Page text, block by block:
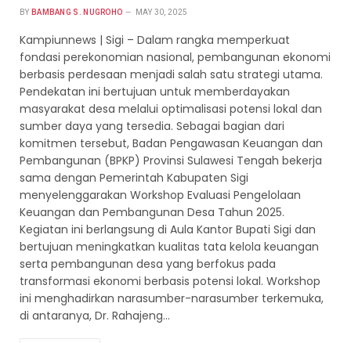
BY BAMBANG S. NUGROHO MAY 30, 2025
Kampiunnews | Sigi – Dalam rangka memperkuat
fondasi perekonomian nasional, pembangunan ekonomi
berbasis perdesaan menjadi salah satu strategi utama.
Pendekatan ini bertujuan untuk memberdayakan
masyarakat desa melalui optimalisasi potensi lokal dan
sumber daya yang tersedia. Sebagai bagian dari
komitmen tersebut, Badan Pengawasan Keuangan dan
Pembangunan (BPKP) Provinsi Sulawesi Tengah bekerja
sama dengan Pemerintah Kabupaten Sigi
menyelenggarakan Workshop Evaluasi Pengelolaan
Keuangan dan Pembangunan Desa Tahun 2025.
Kegiatan ini berlangsung di Aula Kantor Bupati Sigi dan
bertujuan meningkatkan kualitas tata kelola keuangan
serta pembangunan desa yang berfokus pada
transformasi ekonomi berbasis potensi lokal. Workshop
ini menghadirkan narasumber-narasumber terkemuka,
di antaranya, Dr. Rahajeng…